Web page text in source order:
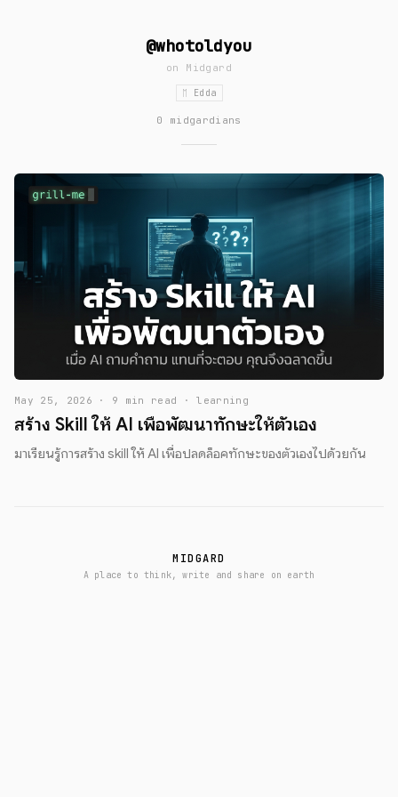
@whotoldyou
on Midgard
ᛖ Edda
0 midgardians
May 25, 2026 · 9 min read · learning
สร้าง Skill ให้ AI เพื่อพัฒนาทักษะให้ตัวเอง
มาเรียนรู้การสร้าง skill ให้ AI เพื่อปลดล็อคทักษะของตัวเองไปด้วยกัน
MIDGARD
A place to think, write and share on earth